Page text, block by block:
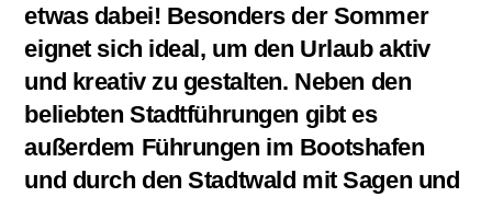
etwas dabei! Besonders der Sommer
eignet sich ideal, um den Urlaub aktiv
und kreativ zu gestalten. Neben den
beliebten Stadtführungen gibt es
außerdem Führungen im Bootshafen
und durch den Stadtwald mit Sagen und